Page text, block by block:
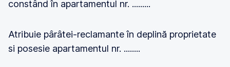
constând în apartamentul nr. .........
Atribuie pârâtei-reclamante în deplină proprietate
si posesie apartamentul nr. ........